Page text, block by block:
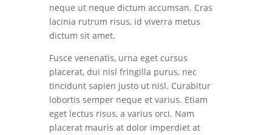
neque ut neque dictum accumsan. Cras
lacinia rutrum risus, id viverra metus
dictum sit amet.
Fusce venenatis, urna eget cursus
placerat, dui nisl fringilla purus, nec
tincidunt sapien justo ut nisl. Curabitur
lobortis semper neque et varius. Etiam
eget lectus risus, a varius orci. Nam
placerat mauris at dolor imperdiet at